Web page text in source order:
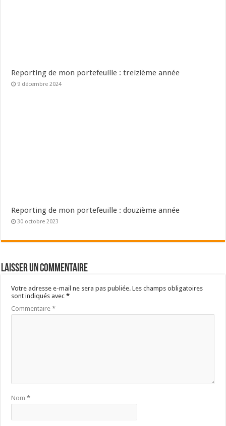
Reporting de mon portefeuille : treizième année
9 décembre 2024
Reporting de mon portefeuille : douzième année
30 octobre 2023
Laisser un commentaire
Votre adresse e-mail ne sera pas publiée. Les champs obligatoires
sont indiqués avec*
Commentaire*
Nom*